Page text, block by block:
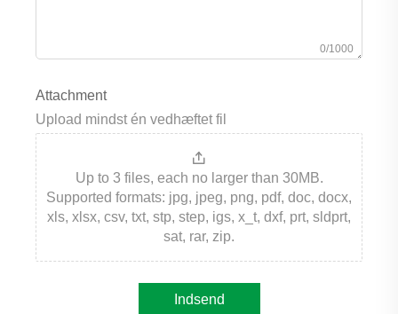
0/1000
Attachment
Upload mindst én vedhæftet fil
Up to 3 files, each no larger than 30MB.
Supported formats: jpg, jpeg, png, pdf, doc, docx,
xls, xlsx, csv, txt, stp, step, igs, x_t, dxf, prt, sldprt,
sat, rar, zip.
Indsend